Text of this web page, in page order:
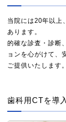
当院には20年以上
あります。
的確な診査・診断
ョンを心がけて、
ご提供いたします。
歯科用CTを導